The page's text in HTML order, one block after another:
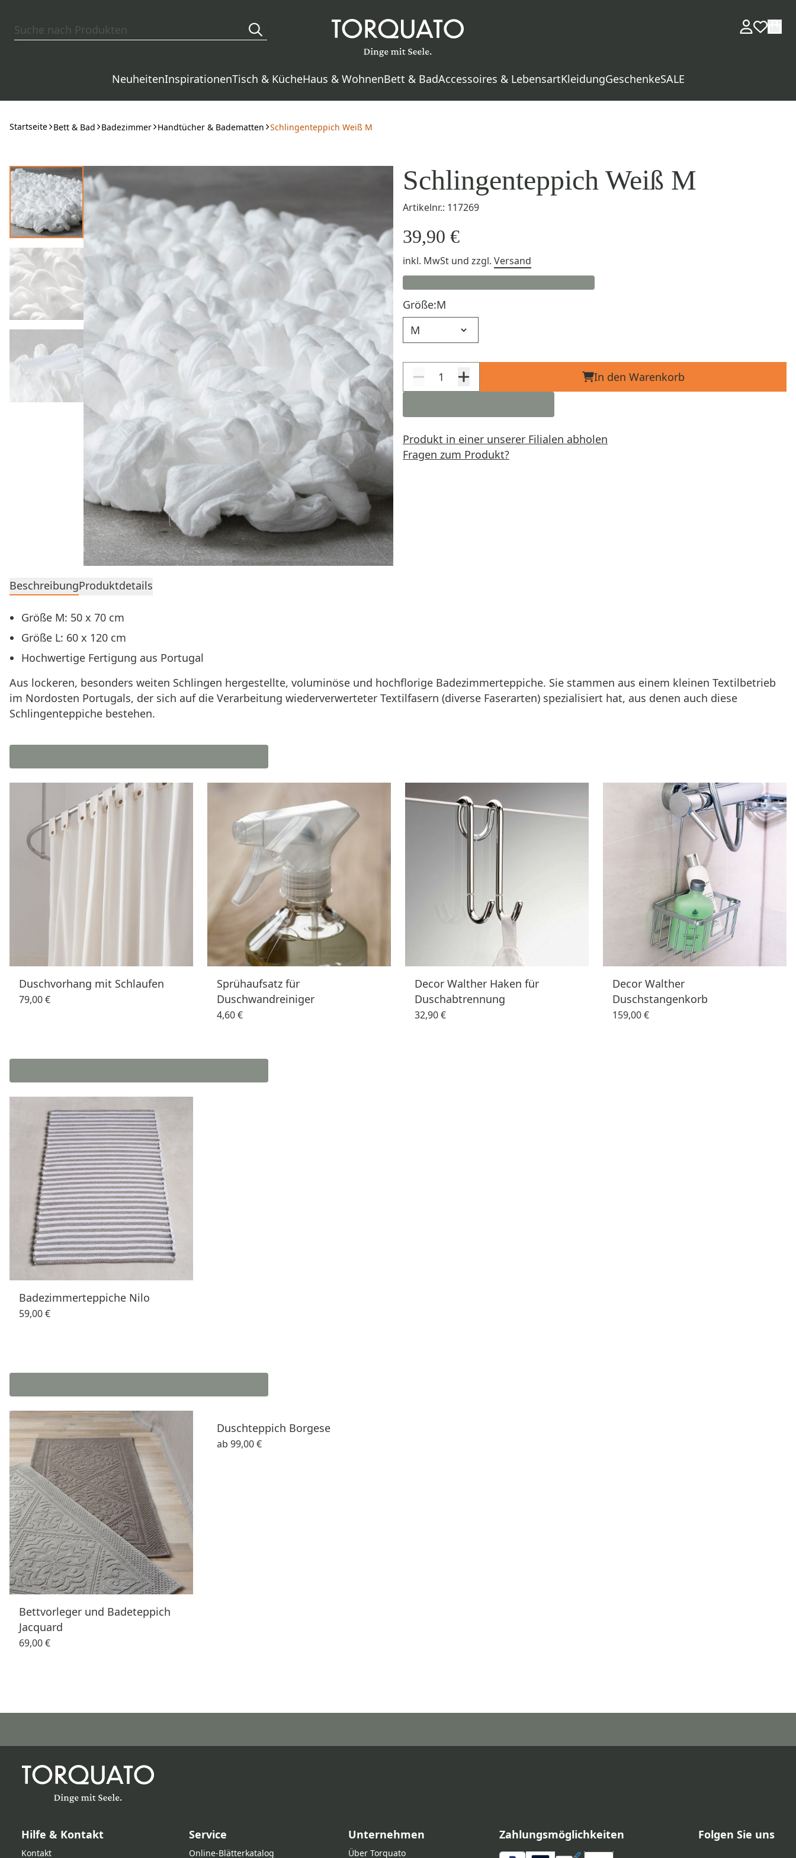
NeuheitenInspirationenTisch & KücheHaus & WohnenBett & BadAccessoires & LebensartKleidungGeschenkeSALE
Startseite Bett & Bad Badezimmer Handtücher & Badematten Schlingenteppich Weiß M
Schlingenteppich Weiß M
Artikelnr.: 117269
39,90 €
inkl. MwSt und zzgl. Versand
Größe:M
In den Warenkorb
Produkt in einer unserer Filialen abholen
Fragen zum Produkt?
BeschreibungProduktdetails
Größe M: 50 x 70 cm
Größe L: 60 x 120 cm
Hochwertige Fertigung aus Portugal
Aus lockeren, besonders weiten Schlingen hergestellte, voluminöse und hochflorige Badezimmerteppiche. Sie stammen aus einem kleinen Textilbetrieb
im Nordosten Portugals, der sich auf die Verarbeitung wiederverwerteter Textilfasern (diverse Faserarten) spezialisiert hat, aus denen auch diese
Schlingenteppiche bestehen.
Duschvorhang mit Schlaufen
79,00 €
Sprühaufsatz für
Duschwandreiniger
4,60 €
Decor Walther Haken für
Duschabtrennung
32,90 €
Decor Walther
Duschstangenkorb
159,00 €
Badezimmerteppiche Nilo
59,00 €
Bettvorleger und Badeteppich
Jacquard
69,00 €
Duschteppich Borgese
ab 99,00 €
Hilfe & Kontakt
Kontakt
Service
Online‑Blätterkatalog
Unternehmen
Über Torquato
Zahlungsmöglichkeiten Folgen Sie uns